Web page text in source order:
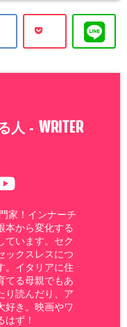
人 - WRITER
家！インナーチ
本から変化する
ています。セク
ックスレスにつ
。イタリアに住
てる母親でもあ
り読んだり、ア
好き。映画やワ
はず！